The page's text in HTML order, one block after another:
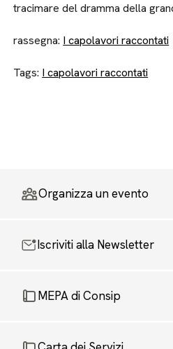
tracimare del dramma della
rassegna: I capolavori raccontati
Tags: I capolavori raccontati
Organizza un evento
Iscriviti alla Newsletter
MEPA di Consip